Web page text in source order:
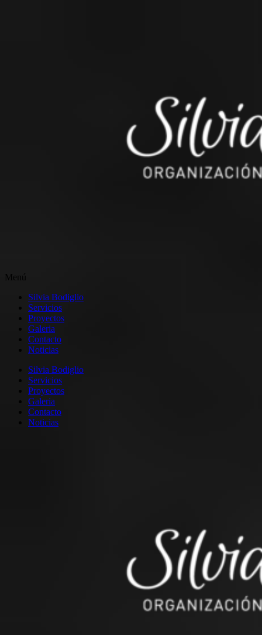
Menú
Silvia Bodiglio
Servicios
Proyectos
Galeria
Contacto
Noticias
Silvia Bodiglio
Servicios
Proyectos
Galeria
Contacto
Noticias